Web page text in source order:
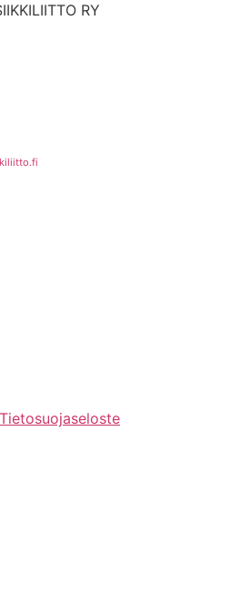
RY
Tietosuojaseloste